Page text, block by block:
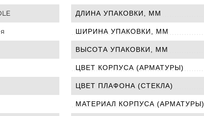
ДЛИНА УПАКОВКИ, ММ
ШИРИНА УПАКОВКИ, ММ
ВЫСОТА УПАКОВКИ, ММ
ЦВЕТ КОРПУСА (АРМАТУРЫ)
ЦВЕТ ПЛАФОНА (СТЕКЛА)
МАТЕРИАЛ КОРПУСА (АРМАТУРЫ)